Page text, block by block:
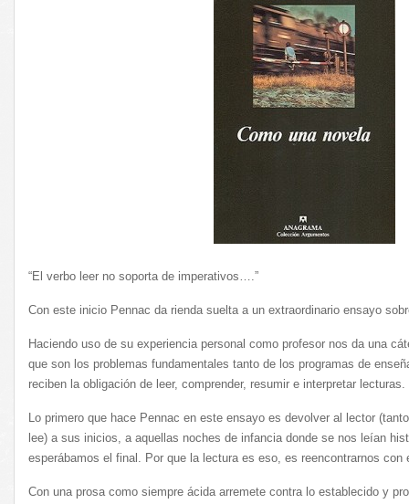
“El verbo leer no soporta de imperativos….”
Con este inicio Pennac da rienda suelta a un extraordinario ensayo
Haciendo uso de su experiencia personal como profesor nos da una
que son los problemas fundamentales tanto de los programas de
reciben la obligación de leer, comprender, resumir e interpretar lecturas.
Lo primero que hace Pennac en este ensayo es devolver al lector
lee) a sus inicios, a aquellas noches de infancia donde se nos leían
esperábamos el final. Por que la lectura es eso, es reencontrarnos con
Con una prosa como siempre ácida arremete contra lo establecido y